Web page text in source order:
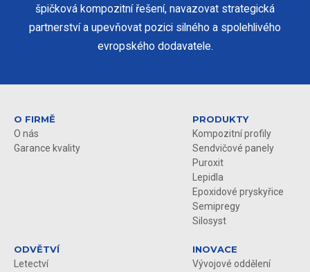
špičková kompozitní řešení, navazovat strategická
partnerství a upevňovat pozici silného a spolehlivého
evropského dodavatele.
O FIRMĚ
O nás
Garance kvality
PRODUKTY
Kompozitní profily
Sendvičové panely
Puroxit
Lepidla
Epoxidové pryskyřice
Semipregy
Silosyst
ODVĚTVÍ
Letectví
INOVACE
Vývojové oddělení